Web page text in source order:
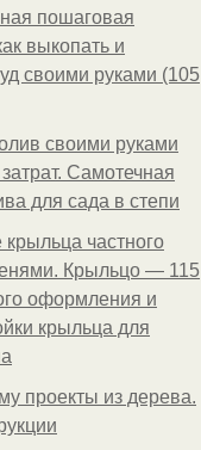
пошаговая
выкопать и
своими руками (105
своими руками
Самотечная
для сада в степи
частного
Крыльцо — 115
оформления и
крыльца для
проекты из дерева.